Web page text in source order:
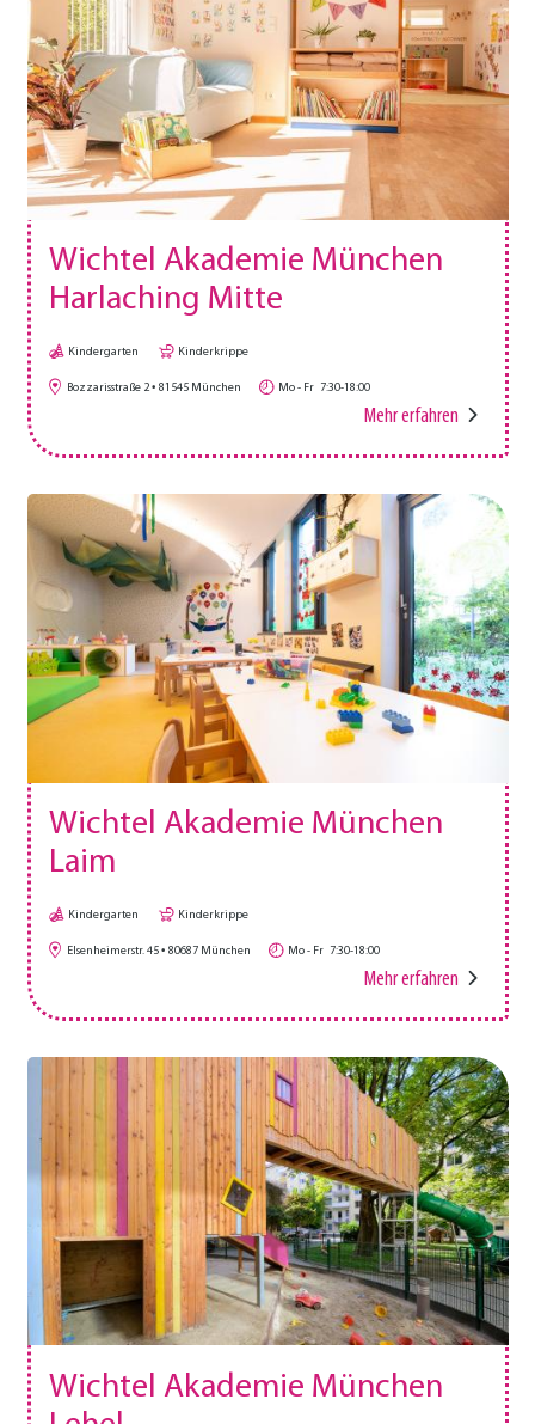
Wichtel Akademie München
Harlaching Mitte
Kindergarten Kinderkrippe
Bozzarisstraße 2 81545 München Mo - Fr 7:30-18:00
Mehr erfahren
Wichtel Akademie München
Laim
Kindergarten Kinderkrippe
Elsenheimerstr. 45 80687 München Mo - Fr 7:30-18:00
Mehr erfahren
Wichtel Akademie München